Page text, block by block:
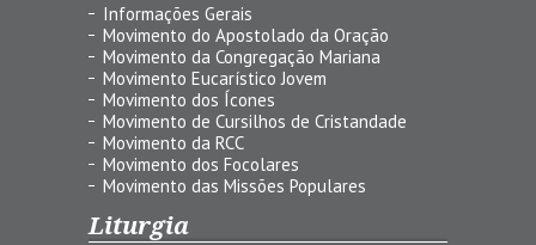
Informações Gerais
Movimento do Apostolado da Oração
Movimento da Congregação Mariana
Movimento Eucarístico Jovem
Movimento dos Ícones
Movimento de Cursilhos de Cristandade
Movimento da RCC
Movimento dos Focolares
Movimento das Missões Populares
Liturgia